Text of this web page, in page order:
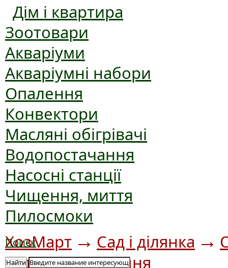
Дім і квартира
Зоотовари
Акваріуми
Акваріумні набори
Опалення
Конвектори
Масляні обігрівачі
Водопостачання
Насосні станції
Чищення, миття
Пилосмоки
Поиск
Найти
ХозМарт → Сад і ділянка →
саду→Освітлення